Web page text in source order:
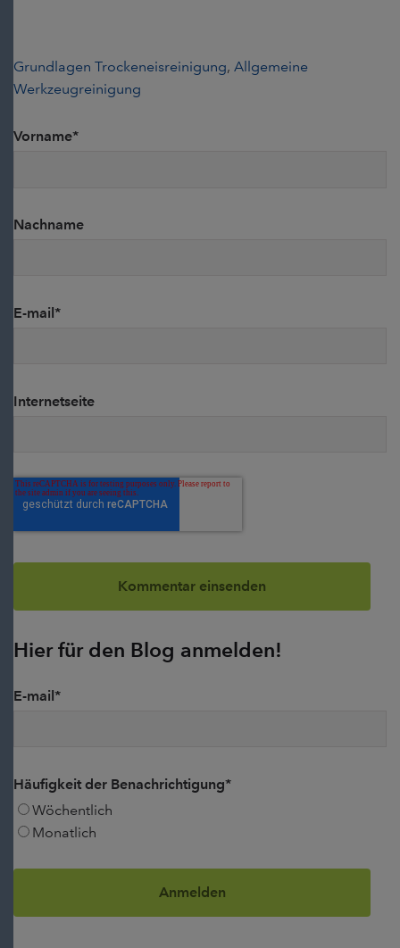
Grundlagen Trockeneisreinigung, Allgemeine
Werkzeugreinigung
Vorname*
Nachname
E-mail*
Internetseite
Hier für den Blog anmelden!
E-mail*
Häufigkeit der Benachrichtigung*
Wöchentlich
Monatlich